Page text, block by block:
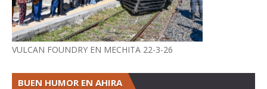
VULCAN FOUNDRY EN MECHITA 22-3-26
BUEN HUMOR EN AHIRA